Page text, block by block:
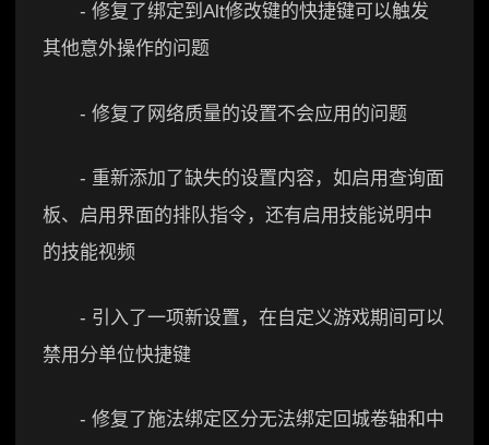
- 修复了绑定到Alt修改键的快捷键可以触发
其他意外操作的问题
- 修复了网络质量的设置不会应用的问题
- 重新添加了缺失的设置内容，如启用查询面
板、启用界面的排队指令，还有启用技能说明中
的技能视频
- 引入了一项新设置，在自定义游戏期间可以
禁用分单位快捷键
- 修复了施法绑定区分无法绑定回城卷轴和中